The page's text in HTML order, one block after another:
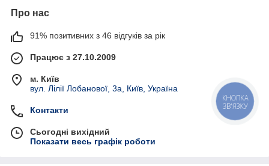
Про нас
91% позитивних з 46 відгуків за рік
Працює з 27.10.2009
м. Київ
вул. Лілії Лобанової, 3а, Київ, Україна
Контакти
Сьогодні вихідний
Показати весь графік роботи
КНОПКА
ЗВ'ЯЗКУ